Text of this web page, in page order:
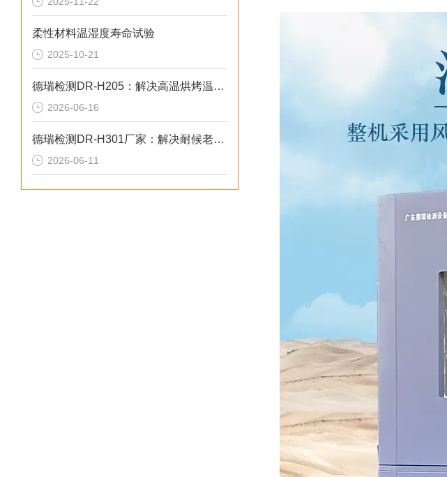
柔性材料温湿度寿命试验
2025-10-21
德瑞检测DR-H205：解决高温烘烤温控偏差2026选型标准
2026-06-16
德瑞检测DR-H301厂家：解决耐候老化偏差2026选型标准
2026-06-11